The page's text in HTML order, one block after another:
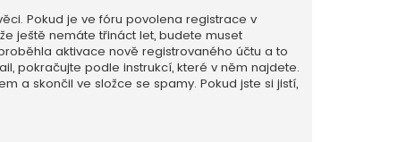
Pokud je ve fóru povolena registrace v
ještě nemáte třináct let, budete muset
aktivace nově registrovaného účtu a to
pokračujte podle instrukcí, které v něm najdete.
a skončil ve složce se spamy. Pokud jste si jistí,